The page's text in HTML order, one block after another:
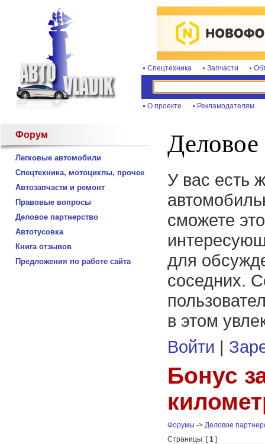
Спецтехника Запчасти
О проекте Рекламодателям
Форум
Легковые автомобили
Спецтехника, мотоциклы, прочее
Автозапчасти и ремонт
Правовые вопросы
Деловое партнерство
Автотусовка
Книга отзывов
Предложения по работе сайта
Деловое
У вас есть
сможете
для
соседних.
в этом
Войти |
Бонус
Форумы -> Деловое
Страницы: [1 ]